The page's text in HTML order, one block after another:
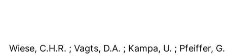
Wiese, C.H.R. ; Vagts, D.A. ; Kampa, U. ; Pfeiffer, G.